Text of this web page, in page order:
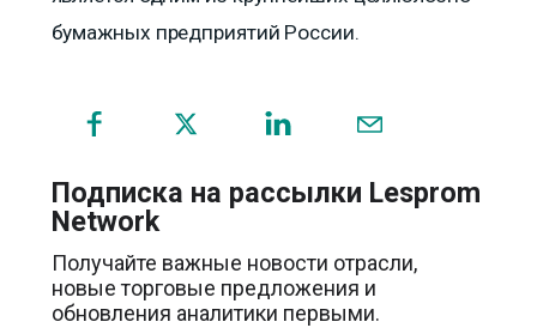
бумажных предприятий России.
(opens
new
Подписка на рассылки Lesprom
Network
Получайте важные новости отрасли,
новые торговые предложения и
обновления аналитики первыми.